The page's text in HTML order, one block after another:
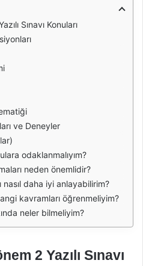
Sınavı Konuları
ve Deneyler
odaklanmalıyım?
neden önemlidir?
nasıl daha iyi anlayabilirim?
kavramları öğrenmeliyim?
neler bilmeliyim?
2 Yazılı Sınavı